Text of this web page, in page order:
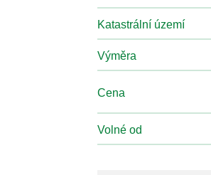
Katastrální území
Výměra
Cena
Volné od